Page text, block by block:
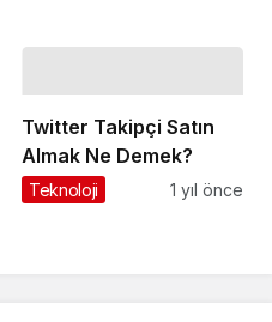
Twitter Takipçi Satın
Almak Ne Demek?
Teknoloji 1 yıl önce